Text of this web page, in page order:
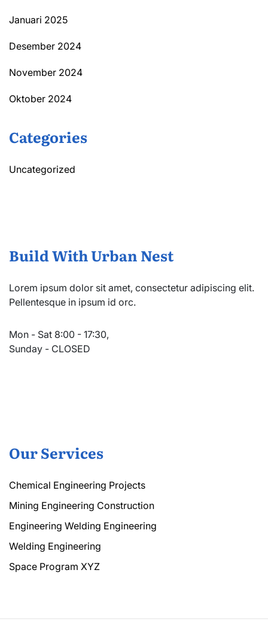
Januari 2025
Desember 2024
November 2024
Oktober 2024
Categories
Uncategorized
Build With Urban Nest
Lorem ipsum dolor sit amet, consectetur adipiscing elit.
Pellentesque in ipsum id orc.
Mon - Sat 8:00 - 17:30,
Sunday - CLOSED
Our Services
Chemical Engineering Projects
Mining Engineering Construction
Engineering Welding Engineering
Welding Engineering
Space Program XYZ